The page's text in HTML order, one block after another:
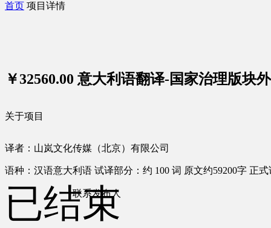
首页 项目详情
￥32560.00 意大利语翻译-国家治理版块
关于项目
译者：山岚文化传媒（北京）有限公司
语种：汉语意大利语 试译部分：约 100 词 原文约59200字 正式
联系发布人
已结束